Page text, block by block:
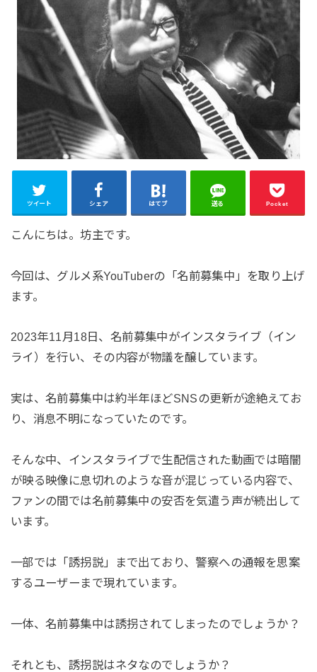
ツイート シェア はてブ 送る Pocket
こんにちは。坊主です。
今回は、グルメ系YouTuberの「名前募集中」を取り上げ
ます。
2023年11月18日、名前募集中がインスタライブ（イン
ライ）を行い、その内容が物議を醸しています。
実は、名前募集中は約半年ほどSNSの更新が途絶えてお
り、消息不明になっていたのです。
そんな中、インスタライブで生配信された動画では暗闇
が映る映像に息切れのような音が混じっている内容で、
ファンの間では名前募集中の安否を気遣う声が続出して
います。
一部では「誘拐説」まで出ており、警察への通報を思案
するユーザーまで現れています。
一体、名前募集中は誘拐されてしまったのでしょうか？
それとも、誘拐説はネタなのでしょうか？